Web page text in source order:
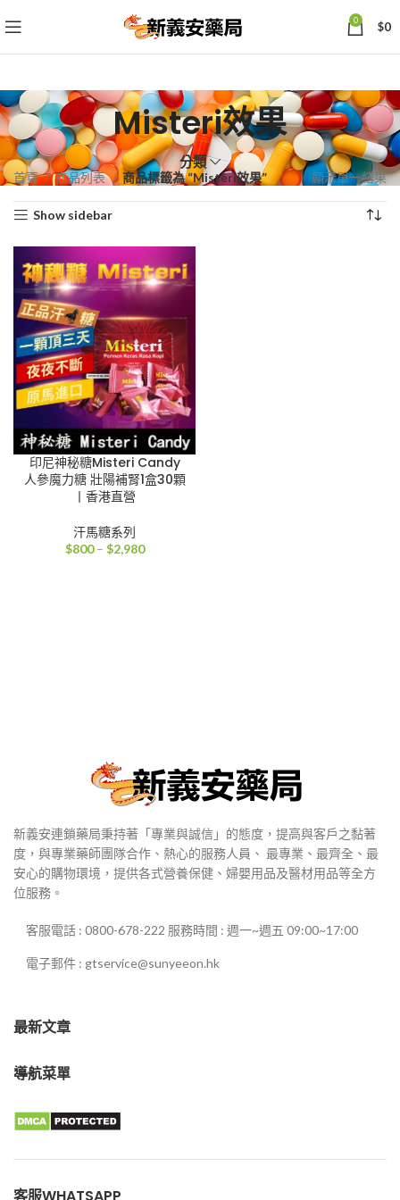
0 $0
Misteri效果
分類
首頁 商品列表 商品標籤為 “Misteri效果” 顯示單一結果
Show sidebar
印尼神秘糖Misteri Candy
人參魔力糖 壯陽補腎1盒30顆
丨香港直營
汗馬糖系列
$800 – $2,980價
新義安連鎖藥局秉持著「專業與誠信」的態度，提高與客戶之黏著
度，與專業藥師團隊合作、熱心的服務人員、 最專業、最齊全、最
安心的購物環境，提供各式營養保健、婦嬰用品及醫材用品等全方
位服務。
客服電話 : 0800-678-222 服務時間 : 週一~週五 09:00~17:00
電子郵件 : gtservice@sunyeeon.hk
最新文章
導航菜單